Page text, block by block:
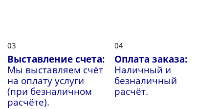
03
Выставление счета:
Мы выставляем счёт
на оплату услуги
(при безналичном
расчёте).
04
Оплата заказа:
Наличный и
безналичный
расчёт.